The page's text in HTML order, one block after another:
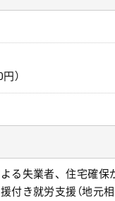
）
る失業者、住宅確保
付き就労支援（地元